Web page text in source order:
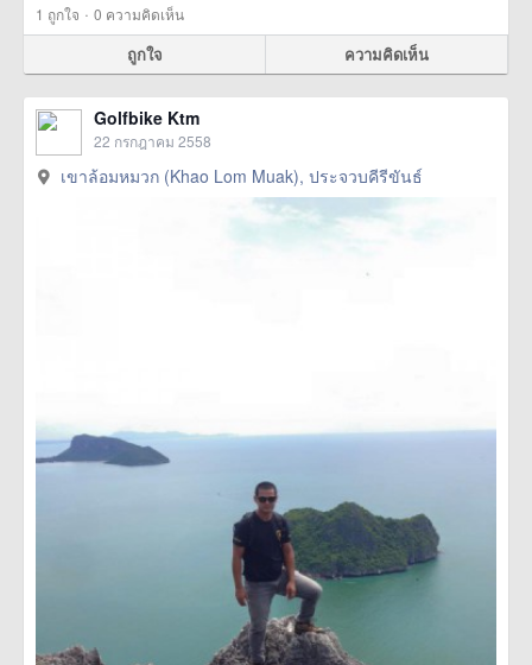
1 ถูกใจ · 0 ความคิดเห็น
ถูกใจ ความคิดเห็น
Golfbike Ktm
22 กรกฎาคม 2558
เขาล้อมหมวก (Khao Lom Muak), ประจวบคีรีขันธ์